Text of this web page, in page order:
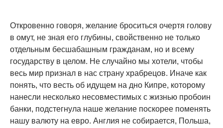
Откровенно говоря, желание броситься очертя голову
в омут, не зная его глубины, свойственно не только
отдельным бесшабашным гражданам, но и всему
государству в целом. Не случайно мы хотели, чтобы
весь мир признал в нас страну храбрецов. Иначе как
понять, что весть об идущем на дно Кипре, которому
нанесли несколько несовместимых с жизнью пробоин
банки, подстегнула наше желание поскорее поменять
нашу валюту на евро. Англия не собирается, Польша,